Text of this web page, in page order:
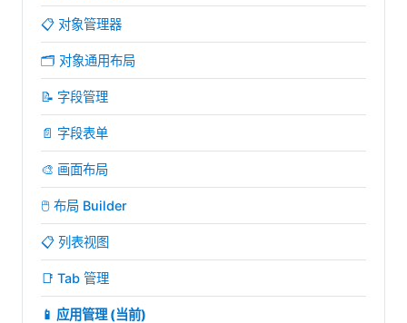
📋 对象管理器
🗂️ 对象通用布局
📝 字段管理
📄 字段表单
🎨 画面布局
🖱️ 布局 Builder
📋 列表视图
📑 Tab 管理
📱 应用管理 (当前)